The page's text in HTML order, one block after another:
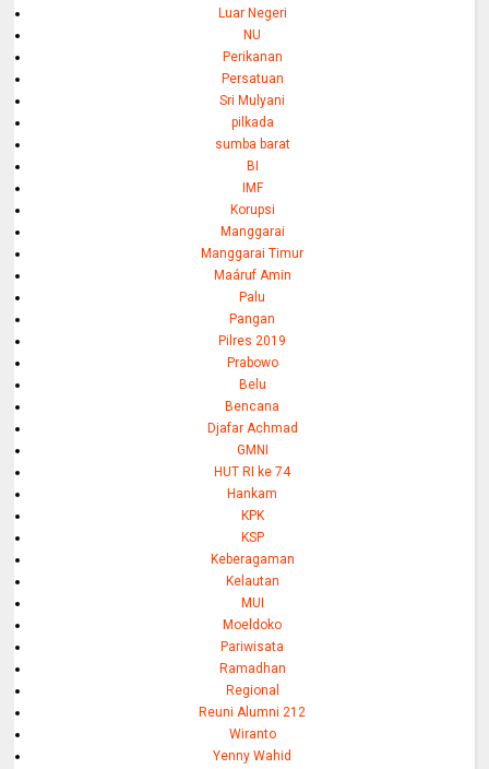
Luar Negeri
NU
Perikanan
Persatuan
Sri Mulyani
pilkada
sumba barat
BI
IMF
Korupsi
Manggarai
Manggarai Timur
Maáruf Amin
Palu
Pangan
Pilres 2019
Prabowo
Belu
Bencana
Djafar Achmad
GMNI
HUT RI ke 74
Hankam
KPK
KSP
Keberagaman
Kelautan
MUI
Moeldoko
Pariwisata
Ramadhan
Regional
Reuni Alumni 212
Wiranto
Yenny Wahid